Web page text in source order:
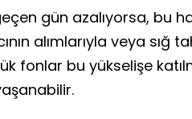
gün azalıyorsa, bu
alımlarıyla veya sığ
fonlar bu yükselişe